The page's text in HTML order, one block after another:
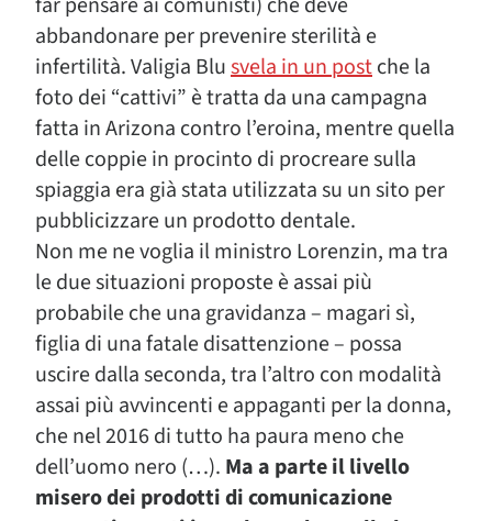
abbandonare per prevenire sterilità e
infertilità. Valigia Blusvela in un postche la
foto dei “cattivi” è tratta da una campagna
fatta in Arizona contro l’eroina, mentre quella
delle coppie in procinto di procreare sulla
spiaggia era già stata utilizzata su un sito per
pubblicizzare un prodotto dentale.
Non me ne voglia il ministro Lorenzin, ma tra
le due situazioni proposte è assai più
probabile che una gravidanza – magari sì,
figlia di una fatale disattenzione – possa
uscire dalla seconda, tra l’altro con modalità
assai più avvincenti e appaganti per la donna,
che nel 2016 di tutto ha paura meno che
dell’uomo nero (…). Ma a parte il livello
misero dei prodotti di comunicazione